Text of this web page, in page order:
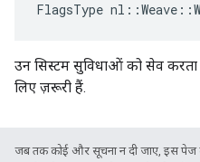
FlagsType
उन सिस्टम सुविधाओं को सेव करता
लिए ज़रूरी हैं.
जब तक कोई और सूचना न दी जाए, इस पेज